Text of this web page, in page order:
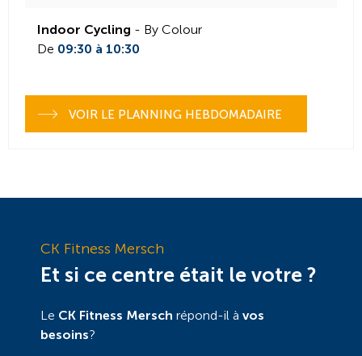
Indoor Cycling - By Colour
De 09:30 à 10:30
VOIR LE PLANNING HEBDOMADAIRE
CK Fitness Mersch
Et si ce centre était le votre ?
Le CK Fitness Mersch répond-il à vos
besoins?